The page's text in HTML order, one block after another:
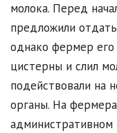
молока. Перед
предложили
однако фермер
цистерны и слил
подействовали на
органы. На
административном